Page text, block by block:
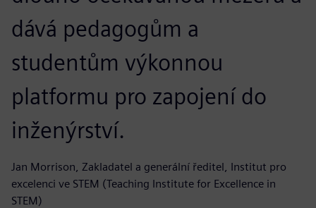
dává pedagogům a
studentům výkonnou
platformu pro zapojení do
inženýrství.
Jan Morrison, Zakladatel a generální ředitel, Institut pro
excelenci ve STEM (Teaching Institute for Excellence in
STEM)